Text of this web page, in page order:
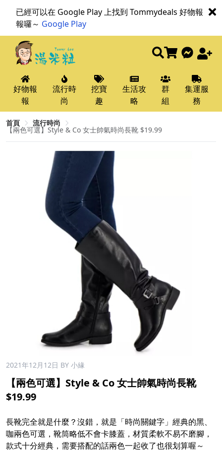
已經可以在 Google Play 上找到 Tommydeals 好物報
報囉～ Google Play
好物報
報
流行時
尚
挖寶
趣
生活攻
略
群
組
集運服
務
首頁 流行時尚
【兩色可選】Style & Co 女士帥氣時尚長靴 $19.99
2021年12月12日 BY 小緣
【兩色可選】Style & Co 女士帥氣時尚長靴
$19.99
長靴完全就是什麼？沒錯，就是「時尚關鍵字」經典的黑、
咖兩色可選，靴筒略低不會卡膝蓋，材質柔軟不易不磨腳，
款式十分經典，需要搭配的話兩色一起收了也很划算喔～